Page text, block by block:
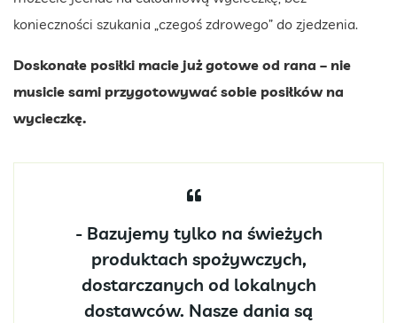
konieczności szukania „czegoś zdrowego” do zjedzenia.
Doskonałe posiłki macie już gotowe od rana – nie
musicie sami przygotowywać sobie posiłków na
wycieczkę.
- Bazujemy tylko na świeżych
produktach spożywczych,
dostarczanych od lokalnych
dostawców. Nasze dania są